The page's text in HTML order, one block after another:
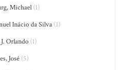
Michael (1)
Inácio da Silva(1)
Orlando(1)
José (5)